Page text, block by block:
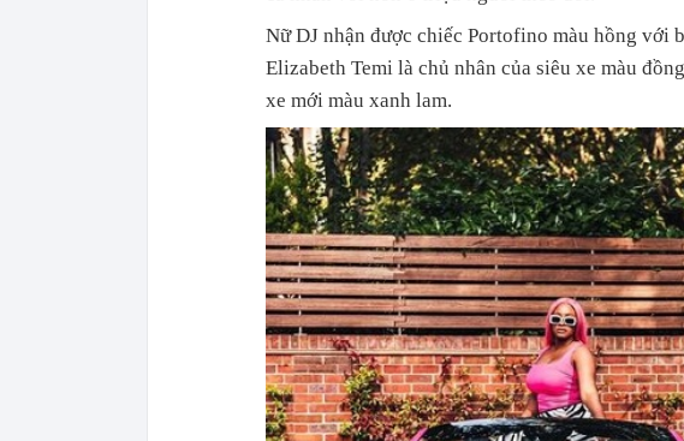
Nữ DJ nhận được chiếc Portofino màu hồng với
Elizabeth Temi là chủ nhân của siêu xe màu
xe mới màu xanh lam.